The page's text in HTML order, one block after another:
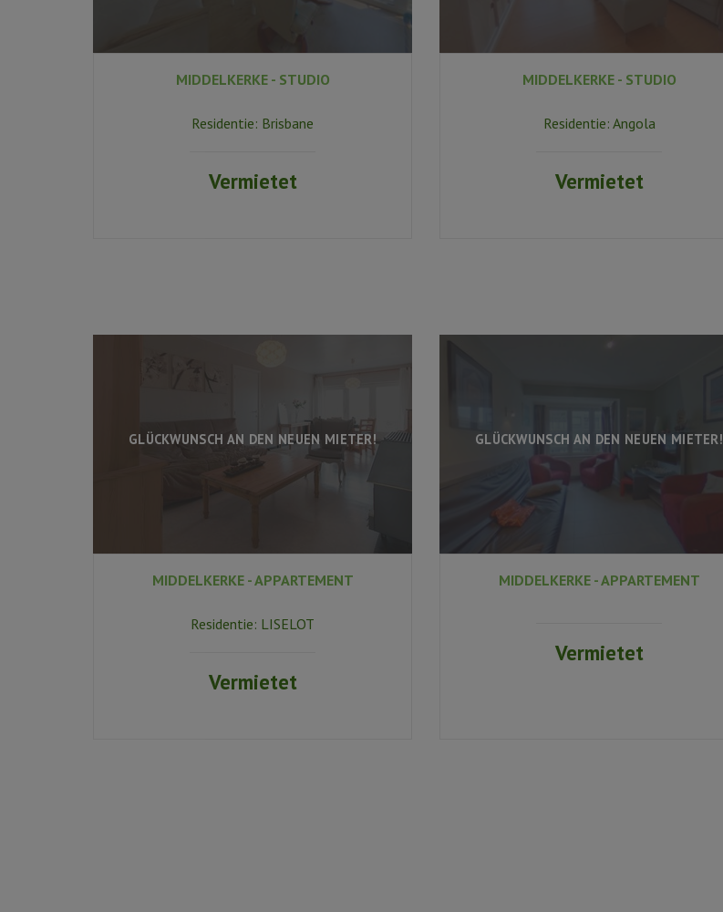
MIDDELKERKE - STUDIO
Residentie: Brisbane
Vermietet
MIDDELKERKE - STUDIO
Residentie: Angola
Vermietet
GLÜCKWUNSCH AN DEN NEUEN MIETER!
MIDDELKERKE - APPARTEMENT
Residentie: LISELOT
Vermietet
GLÜCKWUNSCH AN DEN NEUEN MIETER!
MIDDELKERKE - APPARTEMENT
Vermietet